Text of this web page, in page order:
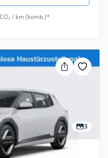
/ km (komb.)*
3